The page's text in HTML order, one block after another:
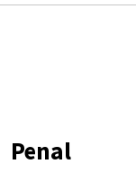
Penal